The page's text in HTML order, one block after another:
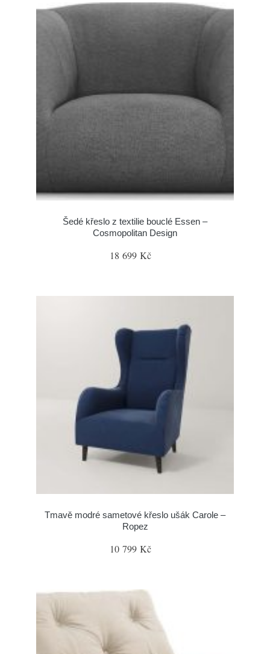
Šedé křeslo z textilie bouclé Essen –
Cosmopolitan Design
18 699 Kč
Tmavě modré sametové křeslo ušák Carole –
Ropez
10 799 Kč